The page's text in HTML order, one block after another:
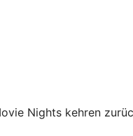
Nights kehren